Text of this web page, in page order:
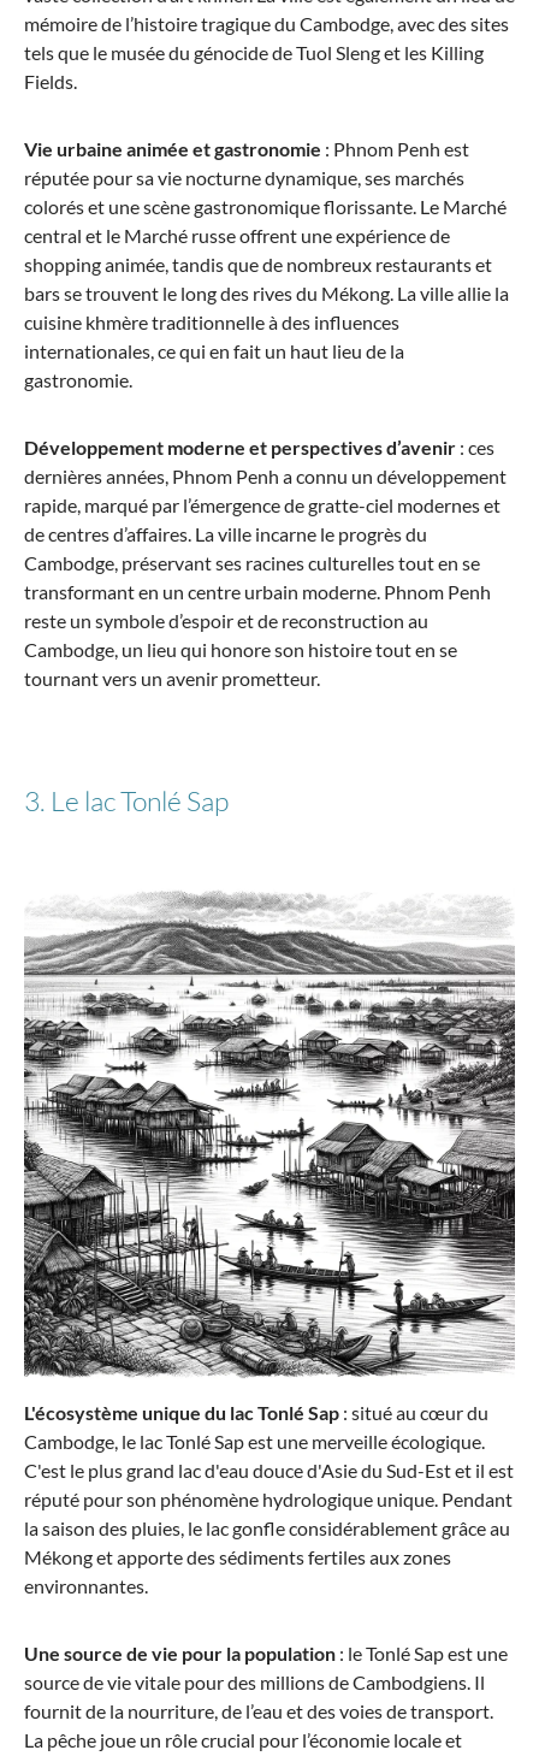
mémoire de l’histoire tragique du Cambodge, avec des sites
tels que le musée du génocide de Tuol Sleng et les Killing
Fields.
Vie urbaine animée et gastronomie : Phnom Penh est
réputée pour sa vie nocturne dynamique, ses marchés
colorés et une scène gastronomique florissante. Le Marché
central et le Marché russe offrent une expérience de
shopping animée, tandis que de nombreux restaurants et
bars se trouvent le long des rives du Mékong. La ville allie la
cuisine khmère traditionnelle à des influences
internationales, ce qui en fait un haut lieu de la
gastronomie.
Développement moderne et perspectives d’avenir : ces
dernières années, Phnom Penh a connu un développement
rapide, marqué par l’émergence de gratte-ciel modernes et
de centres d’affaires. La ville incarne le progrès du
Cambodge, préservant ses racines culturelles tout en se
transformant en un centre urbain moderne. Phnom Penh
reste un symbole d’espoir et de reconstruction au
Cambodge, un lieu qui honore son histoire tout en se
tournant vers un avenir prometteur.
3. Le lac Tonlé Sap
L'écosystème unique du lac Tonlé Sap : situé au cœur du
Cambodge, le lac Tonlé Sap est une merveille écologique.
C'est le plus grand lac d'eau douce d'Asie du Sud-Est et il est
réputé pour son phénomène hydrologique unique. Pendant
la saison des pluies, le lac gonfle considérablement grâce au
Mékong et apporte des sédiments fertiles aux zones
environnantes.
Une source de vie pour la population : le Tonlé Sap est une
source de vie vitale pour des millions de Cambodgiens. Il
fournit de la nourriture, de l’eau et des voies de transport.
La pêche joue un rôle crucial pour l’économie locale et